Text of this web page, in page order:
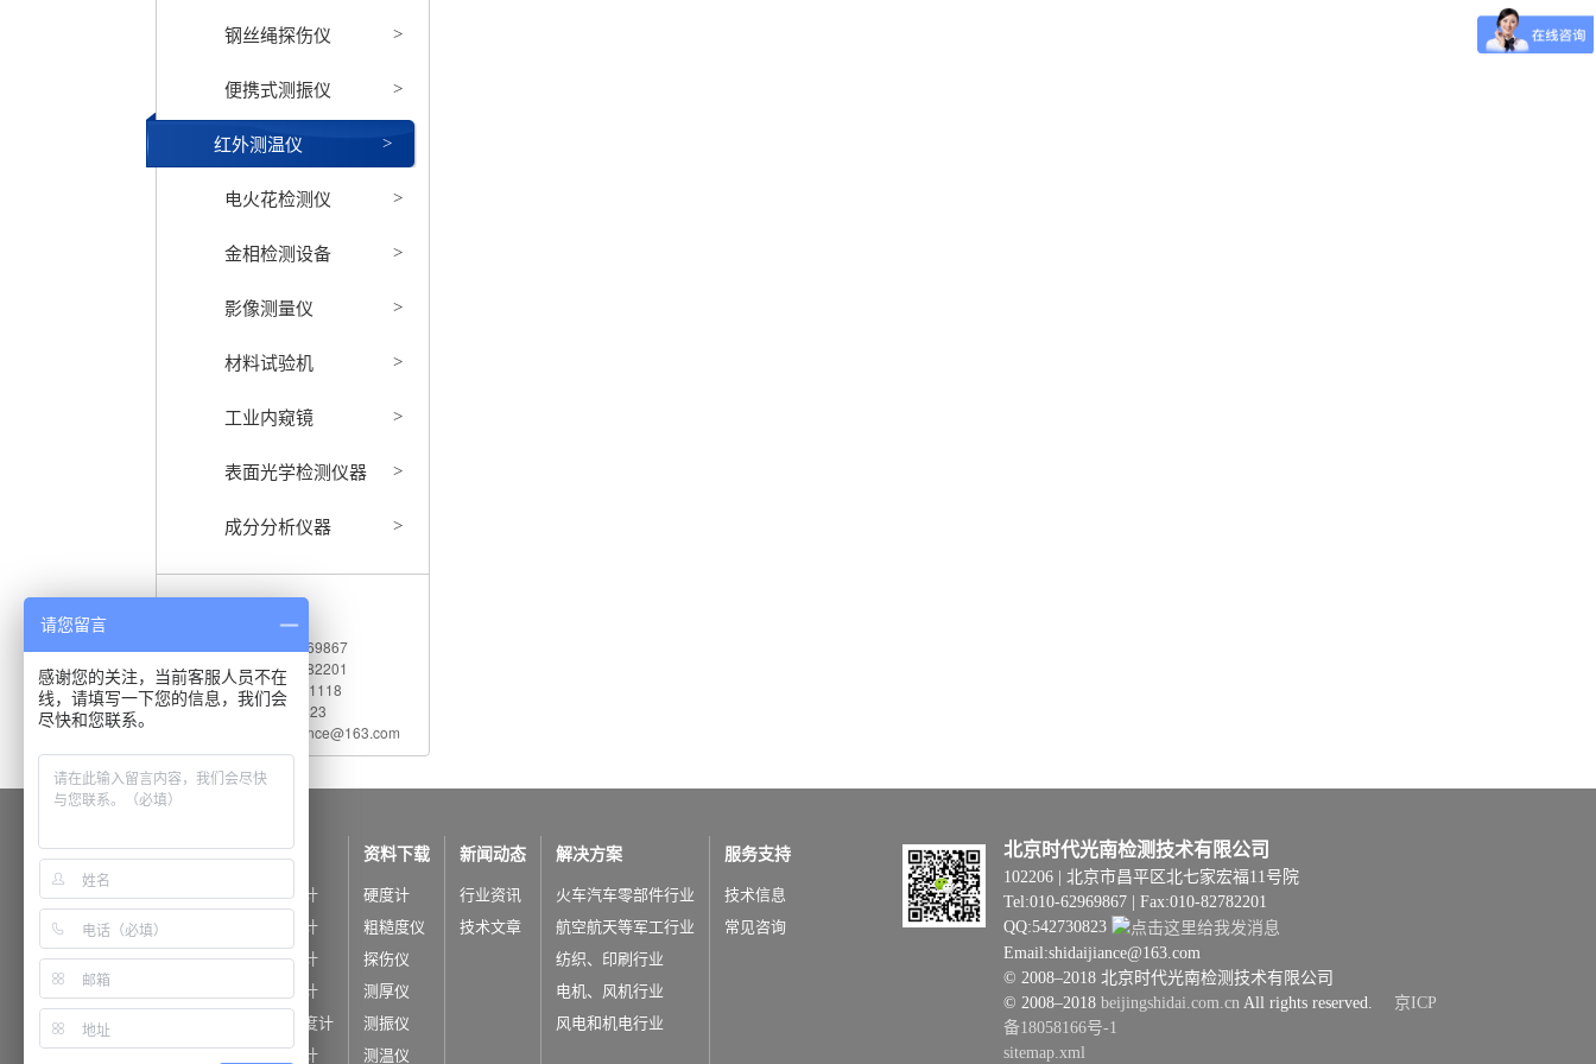
钢丝绳探伤仪 >
便携式测振仪 >
红外测温仪 >
电火花检测仪 >
金相检测设备 >
影像测量仪 >
材料试验机 >
工业内窥镜 >
表面光学检测仪器 >
成分分析仪器 >
电 话：010-62969867
传 真：010-82782201
服务热线：400 660 1118
Q Q：542730823
电子邮件：shidaijiance@163.com
公司概况
公司简介
公司荣誉
产品中心
里氏硬度计
洛氏硬度计
布氏硬度计
维氏硬度计
超声波硬度计
韦氏硬度计
资料下载
硬度计
粗糙度仪
探伤仪
测厚仪
测振仪
测温仪
新闻动态
行业资讯
技术文章
解决方案
火车汽车零部件行业
航空航天等军工行业
纺织、印刷行业
电机、风机行业
风电和机电行业
服务支持
技术信息
常见咨询
北京时代光南检测技术有限公司
102206 | 北京市昌平区北七家宏福11号院
Tel:010-62969867 | Fax:010-82782201
QQ:542730823
Email:shidaijiance@163.com
© 2008–2018 北京时代光南检测技术有限公司
© 2008–2018 beijingshidai.com.cn All rights reserved. 京ICP
备18058166号-1
sitemap.xml
请您留言
感谢您的关注，当前客服人员不在
线，请填写一下您的信息，我们会
尽快和您联系。